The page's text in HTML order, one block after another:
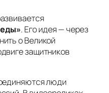
. Его идея — через
о Великой
защитников
люди